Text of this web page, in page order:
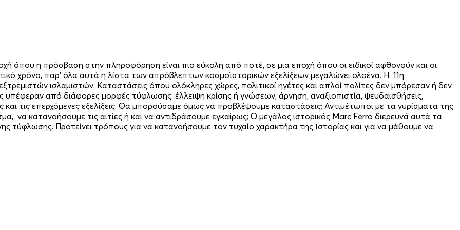
όπου η πρόσβαση στην πληροφόρηση είναι πιο εύκολη από ποτέ, σε μια εποχή όπου οι ειδικοί αφθονούν και οι
χρόνο, παρ’ όλα αυτά η λίστα των απρόβλεπτων κοσμοϊστορικών εξελίξεων μεγαλώνει ολοένα. Η 11η
ισλαμιστών: Καταστάσεις όπου ολόκληρες χώρες, πολιτικοί ηγέτες και απλοί πολίτες δεν μπόρεσαν ή δεν
από διάφορες μορφές τύφλωσης: έλλειψη κρίσης ή γνώσεων, άρνηση, αναξιοπιστία, ψευδαισθήσεις,
τις επερχόμενες εξελίξεις. Θα μπορούσαμε όμως να προβλέψουμε καταστάσεις; Αντιμέτωποι με τα γυρίσματα της
να κατανοήσουμε τις αιτίες ή και να αντιδράσουμε εγκαίρως; Ο μεγάλος ιστορικός Marc Ferro διερευνά αυτά τα
τύφλωσης. Προτείνει τρόπους για να κατανοήσουμε τον τυχαίο χαρακτήρα της Ιστορίας και για να μάθουμε να